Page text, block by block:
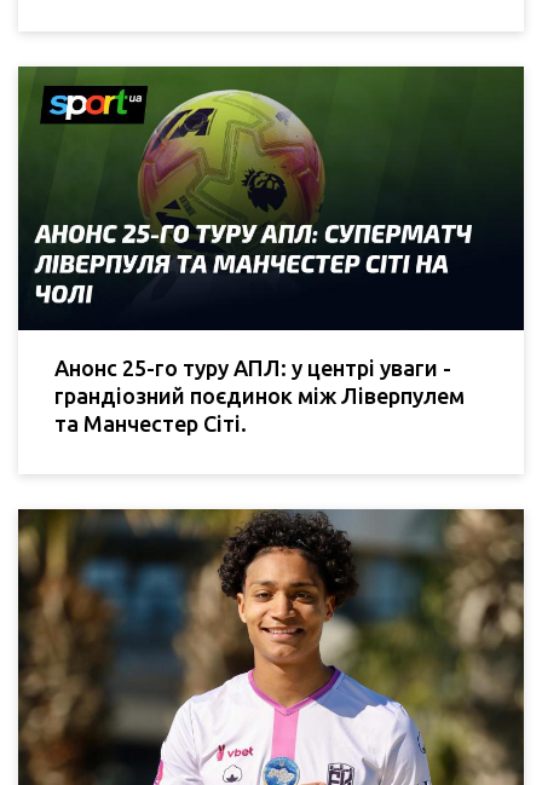
Анонс 25-го туру АПЛ: у центрі уваги -
грандіозний поєдинок між Ліверпулем
та Манчестер Сіті.